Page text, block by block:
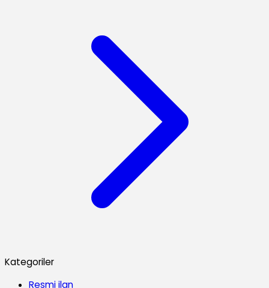
Kategoriler
Resmi ilan